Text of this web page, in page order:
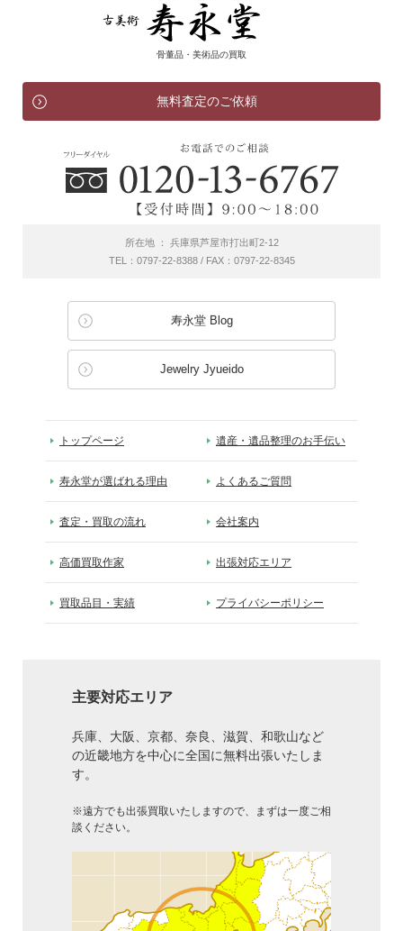
骨董品・美術品の買取
無料査定のご依頼
所在地 ： 兵庫県芦屋市打出町2-12
TEL：0797-22-8388 / FAX：0797-22-8345
寿永堂 Blog
Jewelry Jyueido
トップページ 遺産・遺品整理のお手伝い
寿永堂が選ばれる理由 よくあるご質問
査定・買取の流れ 会社案内
高価買取作家 出張対応エリア
買取品目・実績 プライバシーポリシー
主要対応エリア
兵庫、大阪、京都、奈良、滋賀、和歌山など
の近畿地方を中心に全国に無料出張いたしま
す。
※遠方でも出張買取いたしますので、まずは一度ご相
談ください。